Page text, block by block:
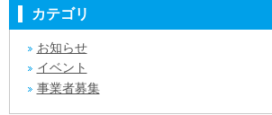
カテゴリ
お知らせ
イベント
事業者募集